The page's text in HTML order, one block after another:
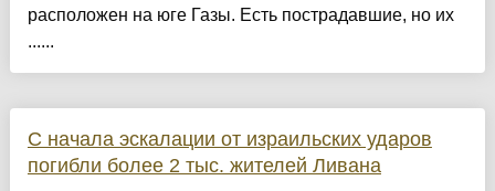
расположен на юге Газы. Есть пострадавшие, но их
......
С начала эскалации от израильских ударов
погибли более 2 тыс. жителей Ливана